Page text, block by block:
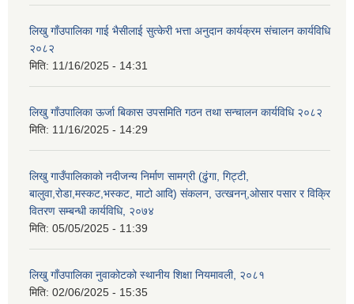
लिखु गाँउपालिका गाई भैसीलाई सुत्केरी भत्ता अनुदान कार्यक्रम संचालन कार्यविधि
२०८२
मिति: 11/16/2025 - 14:31
लिखु गाँउपालिका ऊर्जा बिकास उपसमिति गठन तथा सन्चालन कार्यविधि २०८२
मिति: 11/16/2025 - 14:29
लिखु गाउँपालिकाको नदीजन्य निर्माण सामग्री (ढुंगा, गिट्टी,
बालुवा,रोडा,मस्कट,भस्कट, माटो आदि) संकलन, उत्खनन्,ओसार पसार र विक्रि
वितरण सम्बन्धी कार्यविधि, २०७४
मिति: 05/05/2025 - 11:39
लिखु गाँउपालिका नुवाकोटको स्थानीय शिक्षा नियमावली, २०८१
मिति: 02/06/2025 - 15:35